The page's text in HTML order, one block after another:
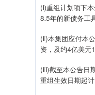
(i)重组计划项下
8.5年的新债务工
(ii)本集团应付本
资，及约4亿美元
(iii)截至本公告日
重组生效日期起